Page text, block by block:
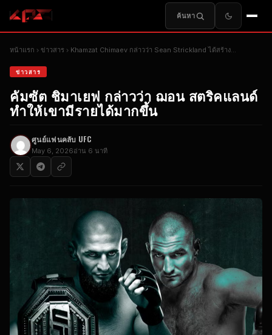
ค้นหา
หน้าแรก ข่าวสาร Khamzat Chimaev กล่าวว่า Sean Strickland ได้สร้าง...
ข่าวสาร
คัมซัต ชิมาเยฟ กล่าวว่า ฌอน สตริคแลนด์
ทำให้เขามีรายได้มากขึ้น
ศูนย์แฟนคลับ UFC
May 6, 2026อ่าน 6 นาที